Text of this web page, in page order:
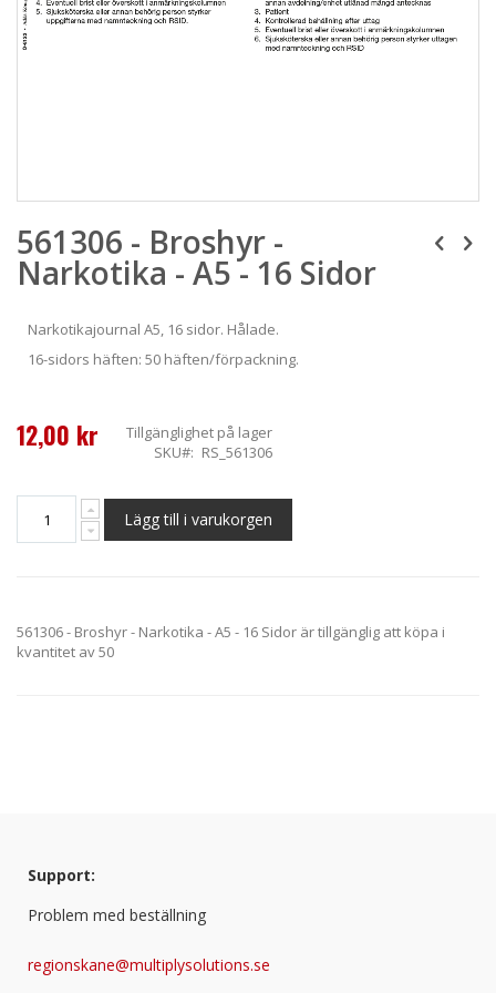
to
the
beginning
images
gallery
561306 - Broshyr -
Narkotika - A5 - 16 Sidor
Narkotikajournal A5, 16 sidor. Hålade.
16-sidors häften: 50 häften/förpackning.
12,00 kr Tillgänglighet på lager
SKU
RS_561306
Lägg till i varukorgen
561306 - Broshyr - Narkotika - A5 - 16 Sidor är tillgänglig att köpa i
kvantitet av 50
Support:
Problem med beställning
regionskane@multiplysolutions.se